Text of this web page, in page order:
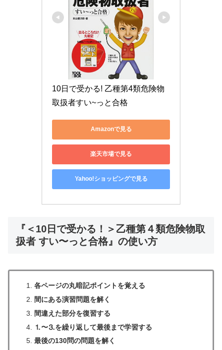
10日で受かる! 乙種第4類危険物
取扱者すい~っと合格
Amazonで見る
楽天市場で見る
Yahoo!ショッピングで見る
『＜10日で受かる！＞乙種第４類危険物取
扱者 すい〜っと合格』の使い方
各ページの丸暗記ポイントを覚える
間にある演習問題を解く
間違えた部分を復習する
⒈〜⒊を繰り返して最後まで学習する
最後の130問の問題を解く